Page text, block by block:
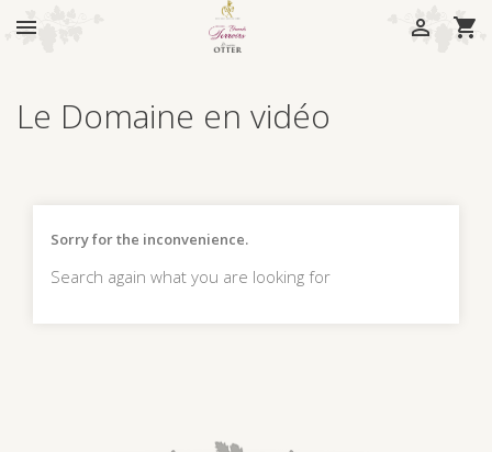
 

Le Domaine en vidéo
Sorry for the inconvenience.
Search again what you are looking for